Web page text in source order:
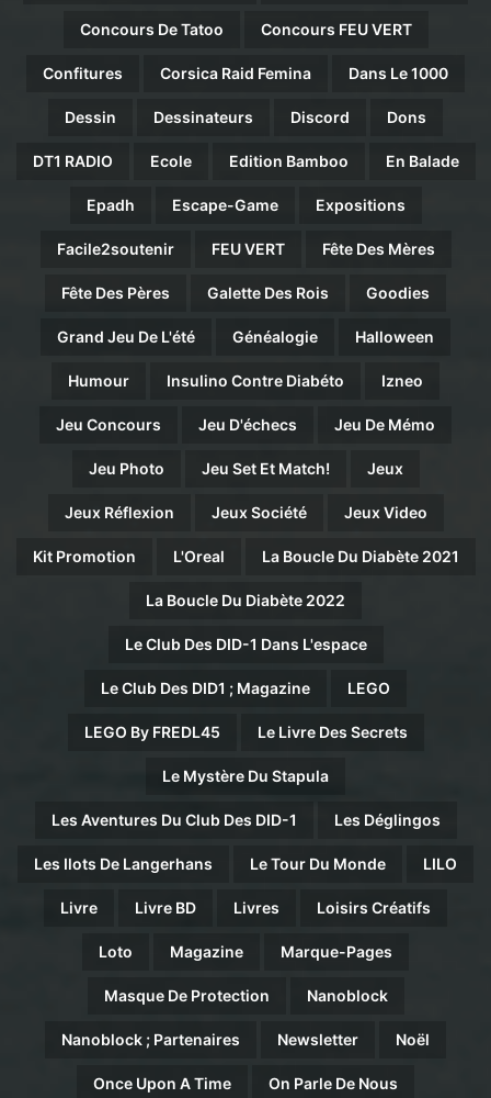
Concours De Tatoo Concours FEU VERT
Confitures Corsica Raid Femina Dans Le 1000
Dessin Dessinateurs Discord Dons
DT1 RADIO Ecole Edition Bamboo En Balade
Epadh Escape-Game Expositions
Facile2soutenir FEU VERT Fête Des Mères
Fête Des Pères Galette Des Rois Goodies
Grand Jeu De L'été Généalogie Halloween
Humour Insulino Contre Diabéto Izneo
Jeu Concours Jeu D'échecs Jeu De Mémo
Jeu Photo Jeu Set Et Match! Jeux
Jeux Réflexion Jeux Société Jeux Video
Kit Promotion L'Oreal La Boucle Du Diabète 2021
La Boucle Du Diabète 2022
Le Club Des DID-1 Dans L'espace
Le Club Des DID1 ; Magazine LEGO
LEGO By FREDL45 Le Livre Des Secrets
Le Mystère Du Stapula
Les Aventures Du Club Des DID-1 Les Déglingos
Les Ilots De Langerhans Le Tour Du Monde LILO
Livre Livre BD Livres Loisirs Créatifs
Loto Magazine Marque-Pages
Masque De Protection Nanoblock
Nanoblock ; Partenaires Newsletter Noël
Once Upon A Time On Parle De Nous